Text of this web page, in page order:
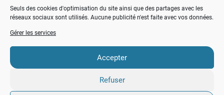
Seuls des cookies d'optimisation du site ainsi que des partages avec les
réseaux sociaux sont utilisés. Aucune publicité n'est faite avec vos données.
Gérer les services
Accepter
Refuser
Angristan.fr
minimachines.net
faire-ca-soi-meme.fr